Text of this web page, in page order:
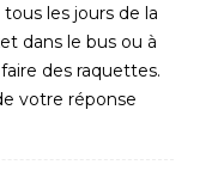
les jours de la
dans le bus ou à
des raquettes.
votre réponse